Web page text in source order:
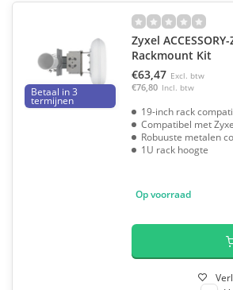
Betaal in 3
termijnen
Zyxel
Rackmount Kit
€63,47 Excl. btw
€76,80 Incl. btw
19-inch rack
Compatibel met
Robuuste metalen
1U rack hoogte
Op voorraad